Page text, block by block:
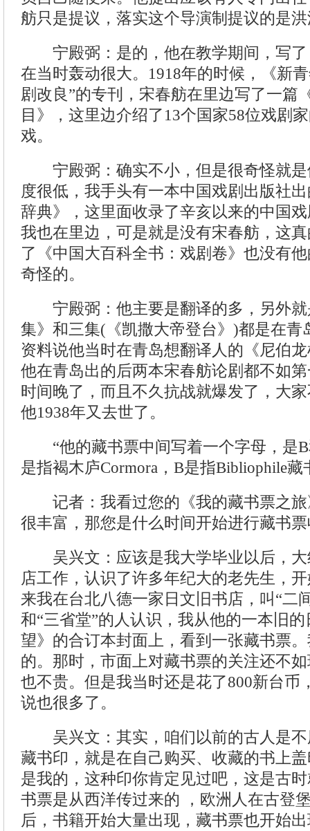
舫只是提议，落实这个导演制提议的是
宁殿弼：是的，他在教学期间，写了
在当时轰动很大。1918年的时候，《新
剧改良”的专刊，宋春舫在里边写了一篇
目》，这里边介绍了13个国家58位戏剧
戏。
宁殿弼：确实不小，但是很奇怪就是
度很低，我手头有一本中国戏剧出版社
辞典》，这里面收录了辛亥以来的中国
我也在里边，可是就是没有宋春舫，这
了《中国大百科全书：戏剧卷》也没有
奇怪的。
宁殿弼：他主要是翻译的多，另外就
集》和三集(《凯撒大帝登台》)都是在青
资料说他当时在青岛想翻译人的《尼伯
他在青岛出的后两本宋春舫论剧都不如
时间晚了，而且不久抗战就爆发了，大
他1938年又去世了。
“他的藏书票中间写着一个字母，是B
是指褐木庐Cormora，B是指Bibliophile藏
记者：我看过您的《我的藏书票之旅
很丰富，那您是什么时间开始进行藏书
吴兴文：应该是我大学毕业以后，大
店工作，认识了许多年纪大的老先生，
来我在台北八德一家日文旧书店，叫“二
和“三省堂”的人认识，我从他的一本旧
望》的合订本封面上，看到一张藏书票
的。那时，市面上对藏书票的关注还不
也不贵。但是我当时还是花了800新台币
说也很多了。
吴兴文：其实，咱们以前的古人是不
藏书印，就是在自己购买、收藏的书上
是我的，这种印你肯定见过吧，这是古
书票是从西洋传过来的 ，欧洲人在古登
后，书籍开始大量出现，藏书票也开始